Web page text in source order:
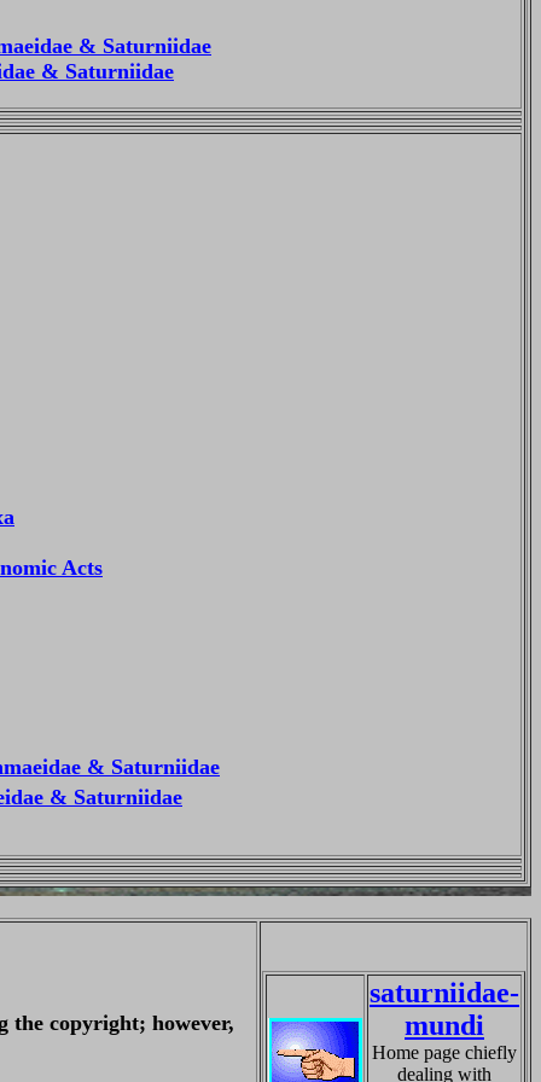
& Saturniidae
& Saturniidae
Acts
& Saturniidae
& Saturniidae
the copyright; however,
saturniidae-
mundi
Home page chiefly
dealing with